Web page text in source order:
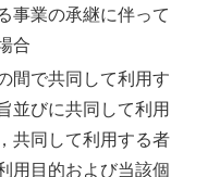
事業の承継に伴って
合
間で共同して利用す
並びに共同して利用
共同して利用する者
用目的および当該個